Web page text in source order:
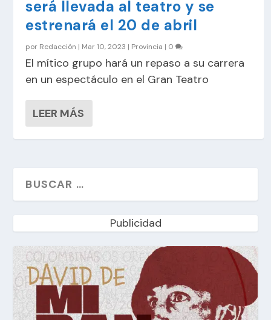
será llevada al teatro y se
estrenará el 20 de abril
por Redacción | Mar 10, 2023 | Provincia | 0
El mítico grupo hará un repaso a su carrera
en un espectáculo en el Gran Teatro
LEER MÁS
Publicidad